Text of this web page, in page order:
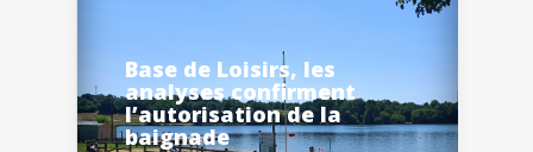
Base de Loisirs, les
analyses confirment
l’autorisation de la
baignade